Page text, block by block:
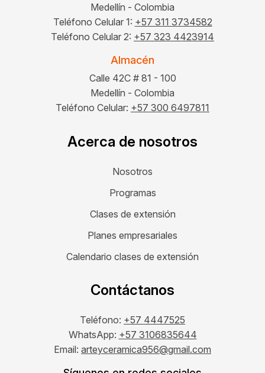
Medellín - Colombia
Teléfono Celular 1: +57 311 3734582
Teléfono Celular 2: +57 323 4423914
Almacén
Calle 42C # 81 - 100
Medellín - Colombia
Teléfono Celular: +57 300 6497811
Acerca de nosotros
Nosotros
Programas
Clases de extensión
Planes empresariales
Calendario clases de extensión
Contáctanos
Teléfono: +57 4447525
WhatsApp: +57 3106835644
Email: arteyceramica956@gmail.com